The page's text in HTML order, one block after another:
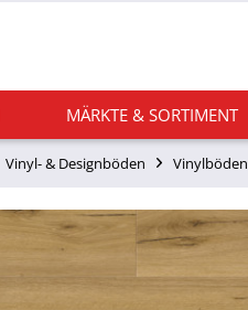
MÄRKTE & SORTIMENT
Vinyl- & Designböden Vinylböden